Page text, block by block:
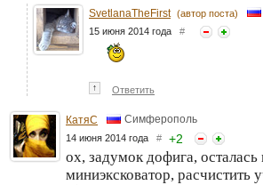
SvetlanaTheFirst (автор поста)
15 июня 2014 года #
↑ Ответить
КатяС Симферополь
14 июня 2014 года # +2
ох, задумок дофига, осталась
миниэксковатор, расчистить